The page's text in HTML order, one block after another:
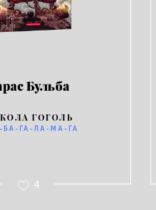
Бульба
ГОГОЛЬ
БА-ГА-ЛА-МА-ГА
4